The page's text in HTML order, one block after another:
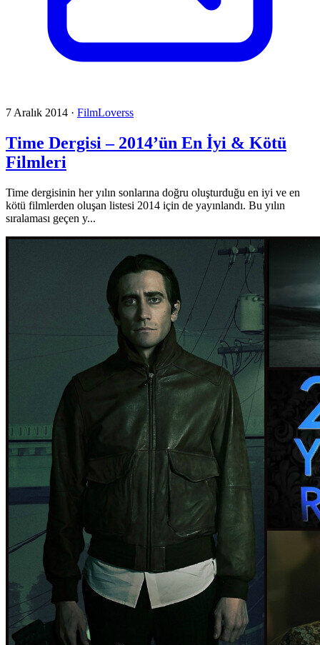
7 Aralık 2014 · FilmLoverss
Time Dergisi – 2014’ün En İyi & Kötü
Filmleri
Time dergisinin her yılın sonlarına doğru oluşturduğu en iyi ve en
kötü filmlerden oluşan listesi 2014 için de yayınlandı. Bu yılın
sıralaması geçen y...